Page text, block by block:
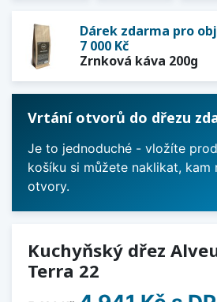
Dárek zdarma pro
7 000 Kč
Zrnková káva 200g
Vrtání otvorů do dřezu
Je to jednoduché - vložíte
košíku si můžete naklikat, kam
otvory.
Kuchyňský dřez
Terra 22